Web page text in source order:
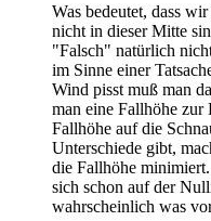
Was bedeutet, dass
nicht in dieser Mitte
"Falsch" natürlich
im Sinne einer
Wind pisst muß man
man eine Fallhöhe zur
Fallhöhe auf die
Unterschiede gibt,
die Fallhöhe
sich schon auf der
wahrscheinlich was